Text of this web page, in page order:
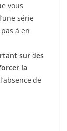
vous
série
à en
sur des
la
de